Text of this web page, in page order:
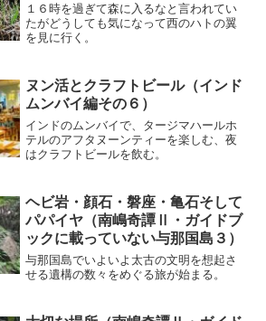
１６時を過ぎて森に入るなと言われてい
たがどうしても気になって西のハトの翼
を見に行く。
ヌン活とクラフトビール（インド
ムンバイ編その６）
インドのムンバイで、タージマハールホ
テルのアフタヌーンティーを楽しむ、夜
はクラフトビールを飲む。
ヘビ岩・顔石・磐座・亀石そして
パパイヤ（南嶋奇譚Ⅱ・ガイドブ
ックに載っていない与那国島３）
与那国島でいよいよ太古の文明を想起さ
せる遺構の数々をめぐる旅が始まる。